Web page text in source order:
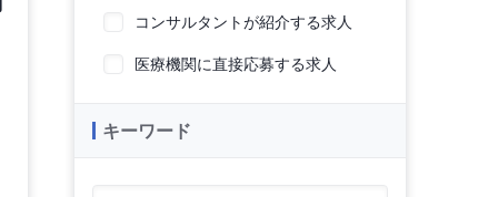
コンサルタントが紹介する求人
医療機関に直接応募する求人
キーワード